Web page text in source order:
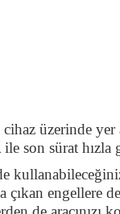
üzerinde
ile son sürat hızla
çıkan engellere